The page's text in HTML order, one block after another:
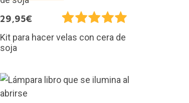
29,95€
Kit para hacer velas con cera de
soja